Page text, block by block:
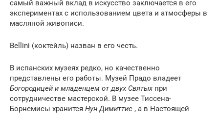
самый важный вклад в искусство заключается в его
экспериментах с использованием цвета и атмосферы в
масляной живописи.
Bellini (коктейль) назван в его честь.
В испанских музеях редко, но качественно
представлены его работы. Музей Прадо владеет
Богородицей и младенцем от двух Святых при
сотрудничестве мастерской. В музее Тиссена-
Борнемисы хранится Нун Димиттис , а в Настоящей